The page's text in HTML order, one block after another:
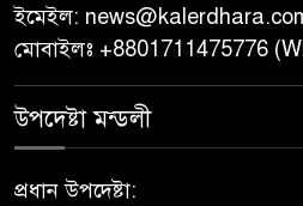
বাবুগঞ্জে
ইমেইল:
মোবাইলঃ +8801711475776
উপদেষ্টা মন্ডলী
প্রধান উপদেষ্টা: